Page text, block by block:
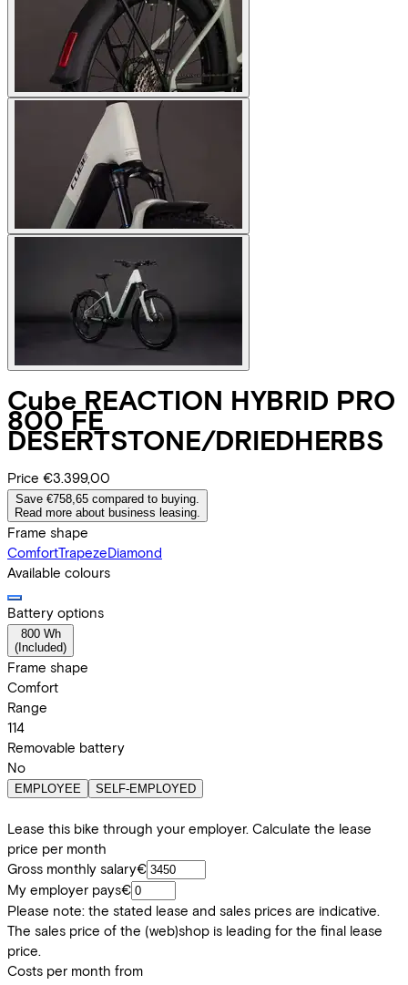
Cube REACTION HYBRID PRO
800 FE
DESERTSTONE/DRIEDHERBS
Price €3.399,00
Save €758,65 compared to buying.
Read more about business leasing.
Frame shape
ComfortTrapezeDiamond
Available colours
Battery options
800 Wh
( Included)
Frame shape
Comfort
Range
114
Removable battery
No
EMPLOYEE SELF-EMPLOYED
Lease this bike through your employer. Calculate the lease
price per month
Gross monthly salary€
My employer pays€
Please note: the stated lease and sales prices are indicative.
The sales price of the (web)shop is leading for the final lease
price.
Costs per month from